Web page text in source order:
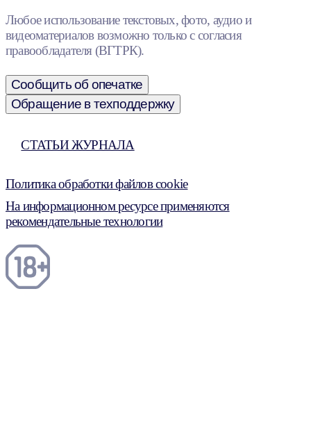
Любое использование текстовых, фото, аудио и
видеоматериалов возможно только с согласия
правообладателя (ВГТРК).
Сообщить об опечатке
Обращение в техподдержку
СТАТЬИ ЖУРНАЛА
Политика обработки файлов cookie
На информационном ресурсе применяются
рекомендательные технологии